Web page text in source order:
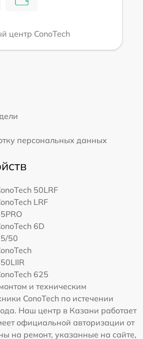
центр ConoTech
персональных данных
50LRF
LRF
6D
50
625
и техническим
ConoTech по истечении
Наш центр в Казани работает
официальной авторизации от
на ремонт, указанные на сайте,